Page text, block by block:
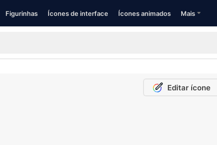
Figurinhas Ícones de interface Ícones animados Mais
Editar ícone